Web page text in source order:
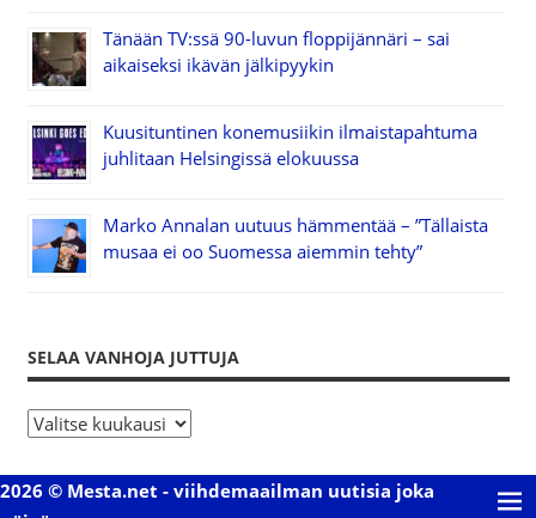
Tänään TV:ssä 90-luvun floppijännäri – sai
aikaiseksi ikävän jälkipyykin
Kuusituntinen konemusiikin ilmaistapahtuma
juhlitaan Helsingissä elokuussa
Marko Annalan uutuus hämmentää – ”Tällaista
musaa ei oo Suomessa aiemmin tehty”
SELAA VANHOJA JUTTUJA
S
l
2026 © Mesta.net - viihdemaailman uutisia joka